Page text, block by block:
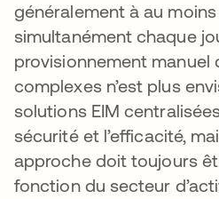
généralement à au
simultanément chaque
provisionnement manuel
complexes n’est plus
solutions EIM
sécurité et l’efficacité,
approche doit toujours
fonction du secteur